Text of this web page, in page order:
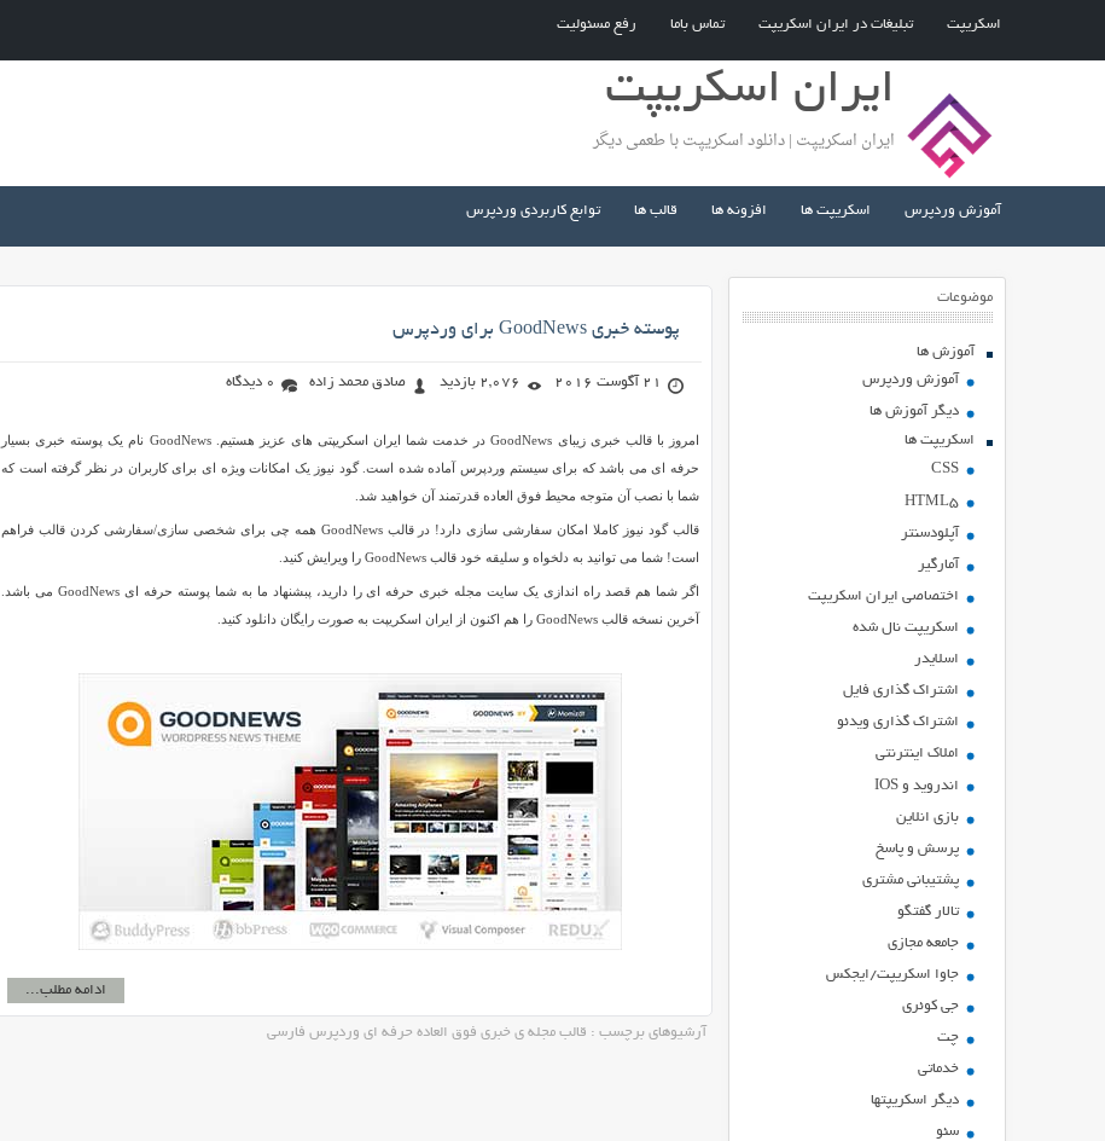
اسکریپت تبلیغات در ایران اسکریپت تماس باما رفع مسئولیت
ایران اسکریپت
ایران اسکریپت | دانلود اسکریپت با طعمی دیگر
آموزش وردپرس اسکریپت ها افزونه ها قالب ها توابع کاربردی وردپرس
موضوعات
آموزش ها
آموزش وردپرس
دیگر آموزش ها
اسکریپت ها
CSS
HTML5
آپلودسنتر
آمارگیر
اختصاصی ایران اسکریپت
اسکریپت نال شده
اسلایدر
اشتراك گذاري فايل
اشتراک گذاری ویدئو
املاک اینترنتی
اندروید و IOS
بازي انلاين
پرسش و پاسخ
پشتیبانی مشتری
تالار گفتگو
جامعه مجازی
جاوا اسکریپت/ایجکس
جی کوئری
چت
خدماتی
ديگر اسكريپتها
سئو
پوسته خبری GoodNews برای وردپرس
21 آگوست 2016 2,076 بازدید صادق محمد زاده 0 دیدگاه
امروز با قالب خبری زیبای GoodNews در خدمت شما ایران اسکریپتی های عزیز هستیم. GoodNews نام یک پوسته خبری بسیار
حرفه ای می باشد که برای سیستم وردپرس آماده شده است. گود نیوز یک امکانات ویژه ای برای کاربران در نظر گرفته است که
شما با نصب آن متوجه محیط فوق العاده قدرتمند آن خواهید شد.
قالب گود نیوز کاملا امکان سفارشی سازی دارد! در قالب GoodNews همه چی برای شخصی سازی/سفارشی کردن قالب فراهم
است! شما می توانید به دلخواه و سلیقه خود قالب GoodNews را ویرایش کنید.
اگر شما هم قصد راه اندازی یک سایت مجله خبری حرفه ای را دارید، پبشنهاد ما به شما پوسته حرفه ای GoodNews می باشد.
آخرین نسخه قالب GoodNews را هم اکنون از ایران اسکریپت به صورت رایگان دانلود کنید.
ادامه مطلب...
آرشیوهای برچسب : قالب مجله ی خبری فوق العاده حرفه ای وردپرس فارسی